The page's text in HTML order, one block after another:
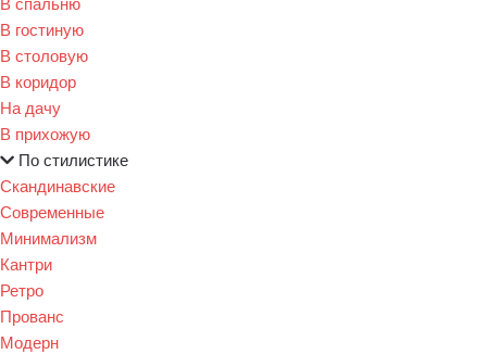
В гостиную
В столовую
В коридор
На дачу
В прихожую
По стилистике
Скандинавские
Современные
Минимализм
Кантри
Ретро
Прованс
Модерн